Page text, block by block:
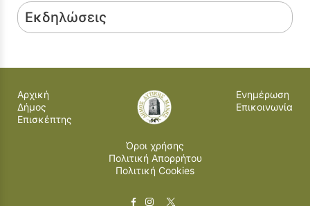
Εκδηλώσεις
Αρχική
Δήμος
Επισκέπτης
Ενημέρωση
Επικοινωνία
Όροι χρήσης
Πολιτική Απορρήτου
Πολιτική Cookies